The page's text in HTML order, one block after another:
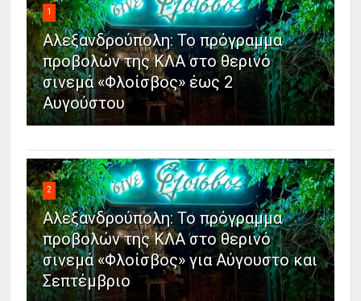
1
Αλεξανδρούπολη: Το πρόγραμμα
προβολών της ΚΛΑ στο θερινό
σινεμά «Φλοίσβος» έως 2
Αυγούστου
2
Αλεξανδρούπολη: Το πρόγραμμα
προβολών της ΚΛΑ στο θερινό
σινεμά «Φλοίσβος» για Αύγουστο και
Σεπτέμβριο